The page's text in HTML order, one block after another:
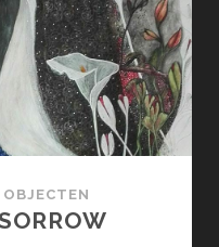
OBJECTEN